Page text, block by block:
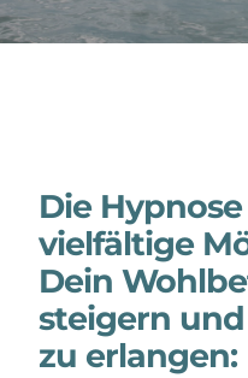
Die
vielfältige
Dein
steigern
zu erlangen: